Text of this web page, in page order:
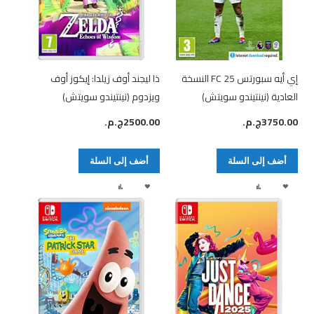
إي أيه سبورتس FC 25 النسخة
العادية (نينتيندو سويتش)
3750.00ج.م.‏
أضف إلى السلة
أضف
لقائمة
الرغباتالمقارنة
ذا ليجند أوف زيلدا: إيكوز أوف
ويزدوم (نينتيندو سويتش)
2500.00ج.م.‏
أضف إلى السلة
أضف
لقائمة
الرغبات
إلى
المقارنة